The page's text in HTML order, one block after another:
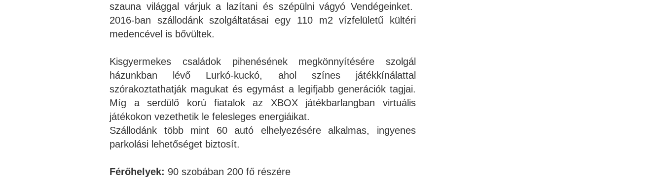
szauna világgal várjuk a lazítani és szépülni vágyó Vendégeinket.
2016-ban szállodánk szolgáltatásai egy 110 m2 vízfelületű kültéri
medencével is bővültek.
Kisgyermekes családok pihenésének megkönnyítésére szolgál
házunkban lévő Lurkó-kuckó, ahol színes játékkínálattal
szórakoztathatják magukat és egymást a legifjabb generációk tagjai.
Míg a serdülő korú fiatalok az XBOX játékbarlangban virtuális
játékokon vezethetik le felesleges energiáikat.
Szállodánk több mint 60 autó elhelyezésére alkalmas, ingyenes
parkolási lehetőséget biztosít.
Férőhelyek: 90 szobában 200 fő részére